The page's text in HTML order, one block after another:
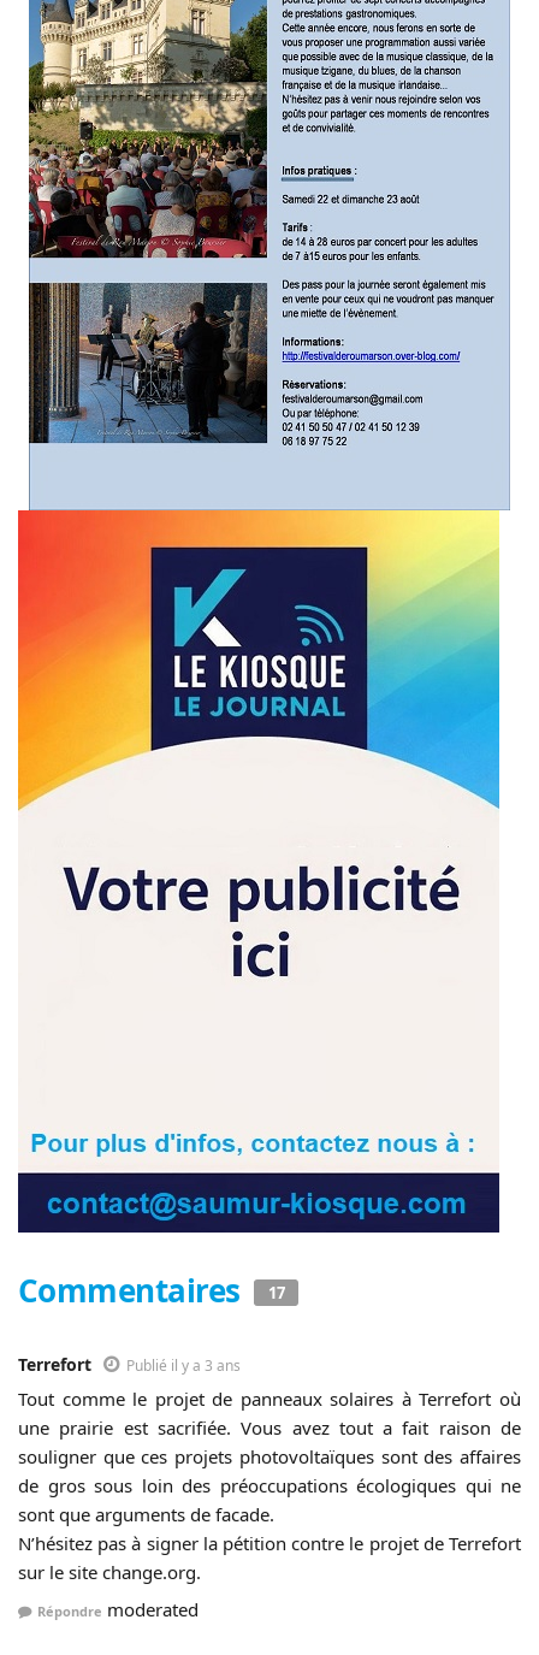
Commentaires 17
Terrefort Publié il y a 3 ans
Tout comme le projet de panneaux solaires à Terrefort où
une prairie est sacrifiée. Vous avez tout a fait raison de
souligner que ces projets photovoltaïques sont des affaires
de gros sous loin des préoccupations écologiques qui ne
sont que arguments de facade.
N’hésitez pas à signer la pétition contre le projet de Terrefort
sur le site change.org.
Répondre moderated